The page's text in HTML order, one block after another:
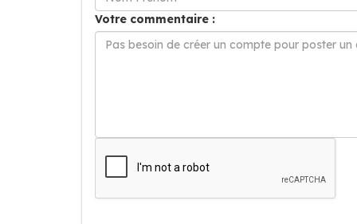
Votre commentaire :